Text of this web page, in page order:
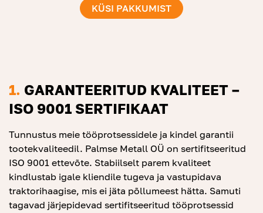
KÜSI PAKKUMIST
1. GARANTEERITUD KVALITEET –
ISO 9001 SERTIFIKAAT
Tunnustus meie tööprotsessidele ja kindel garantii
tootekvaliteedil. Palmse Metall OÜ on sertifitseeritud
ISO 9001 ettevõte. Stabiilselt parem kvaliteet
kindlustab igale kliendile tugeva ja vastupidava
traktorihaagise, mis ei jäta põllumeest hätta. Samuti
tagavad järjepidevad sertifitseeritud tööprotsessid